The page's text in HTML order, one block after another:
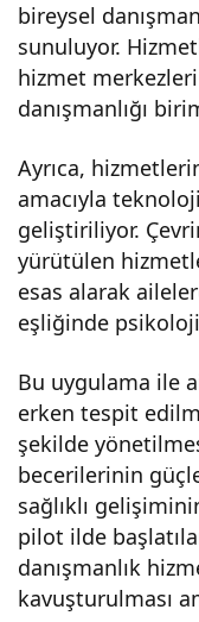
bireysel
sunuluyor.
hizmet
danışmanlığı
Ayrıca,
amacıyla
geliştiriliyor.
yürütülen
esas alarak
eşliğinde
Bu uygulama ile
erken tespit
şekilde
becerilerinin
sağlıklı
pilot ilde
danışmanlık
kavuşturulması